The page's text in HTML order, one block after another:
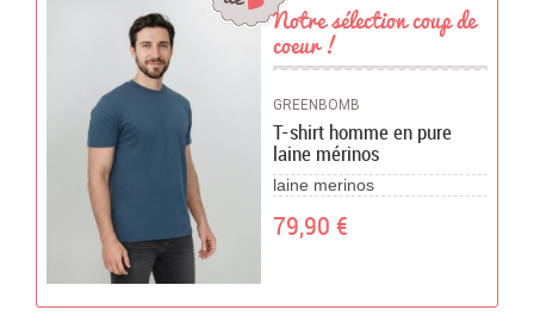
Chèques Cadeaux
PROMOTIONS
Notre sélection coup de
coeur !
GREENBOMB
T-shirt homme en pure
laine mérinos
laine merinos
79,90 €